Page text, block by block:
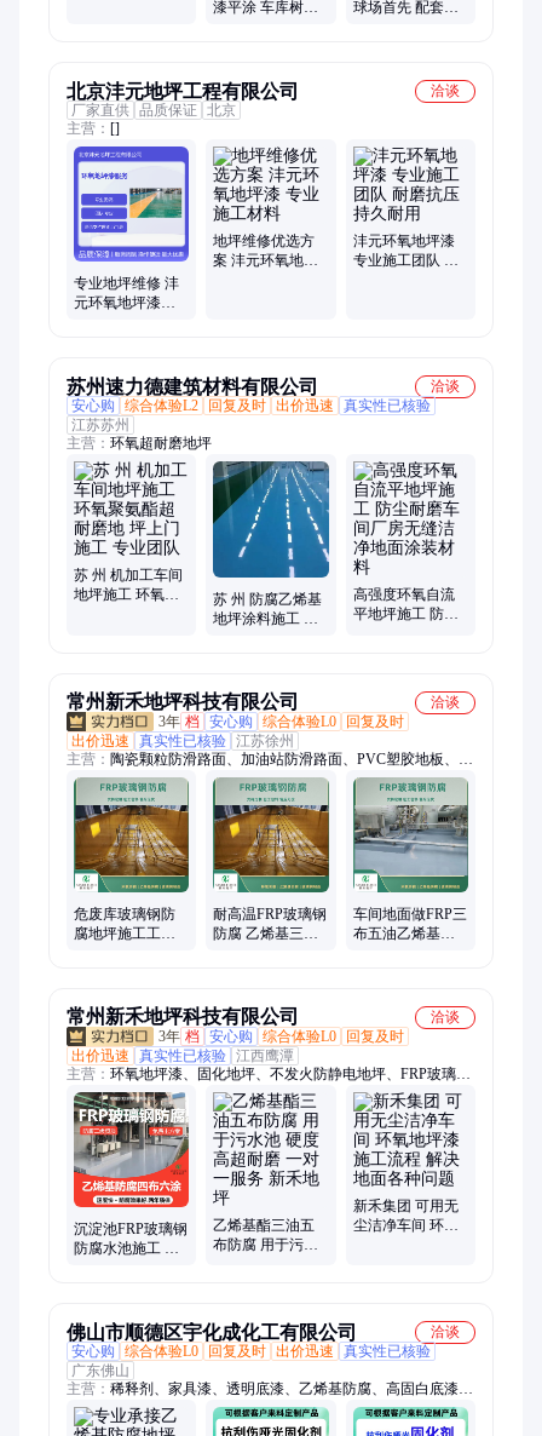
漆平涂 车库树脂
球场首先 配套石
北京沣元地坪工程有限公司
洽谈
厂家直供 品质保证 北京
主营： []
专业地坪维修 沣
元环氧地坪漆服
地坪维修优选方
案 沣元环氧地坪
沣元环氧地坪漆
专业施工团队 耐
苏州速力德建筑材料有限公司
洽谈
安心购
综合体验L2 回复及时 出价迅速
真实性已核验
江苏苏州
主营： 环氧超耐磨地坪
苏 州 机加工车间
地坪施工 环氧聚
苏 州 防腐乙烯基
地坪涂料施工 防
高强度环氧自流
平地坪施工 防尘
常州新禾地坪科技有限公司
洽谈
3年 档 安心购 综合体验L0
回复及时
出价迅速
真实性已核验 江苏徐州
主营： 陶瓷颗粒防滑路面、加油站防滑路面、PVC塑胶地板、环
氧地坪、环氧地坪漆、固化地坪、楼梯环氧地坪漆、卡丁车赛道
防滑地坪、聚氨酯砂浆地坪、聚氨酯超耐磨地坪、金刚砂耐磨固
化地坪、车库环氧地坪漆、车库防滑坡道地坪、不发火防静电地
坪、FRP玻璃钢防腐、密封固化剂地坪、水性聚氨酯砂浆自流平
危废库玻璃钢防
腐地坪施工工艺
耐高温FRP玻璃钢
防腐 乙烯基三布
车间地面做FRP三
布五油乙烯基玻
常州新禾地坪科技有限公司
洽谈
3年 档 安心购 综合体验L0
回复及时
出价迅速
真实性已核验 江西鹰潭
主营： 环氧地坪漆、固化地坪、不发火防静电地坪、FRP玻璃钢
防腐、玻璃钢防腐制品、EPDM塑胶地坪、环氧彩砂自流平地
坪、水性聚氨酯砂浆地坪、聚氨酯超耐磨地坪、金刚砂耐磨地
坪、硅PU球场地坪、无机磨石地坪、彩石地坪、PVC塑胶地
板、防静电地板、陶瓷颗粒防滑路面
沉淀池FRP玻璃钢
防腐水池施工 新
乙烯基酯三油五
布防腐 用于污水
新禾集团 可用无
尘洁净车间 环氧
佛山市顺德区宇化成化工有限公司
洽谈
安心购
综合体验L0 回复及时 出价迅速
真实性已核验
广东佛山
主营： 稀释剂、家具漆、透明底漆、乙烯基防腐、高固白底漆、
亮光清面漆、聚酯漆底漆、哑光清面漆、醇酸防锈漆